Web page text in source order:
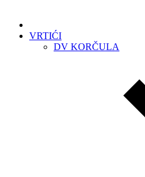
VRTIĆI
DV KORČULA